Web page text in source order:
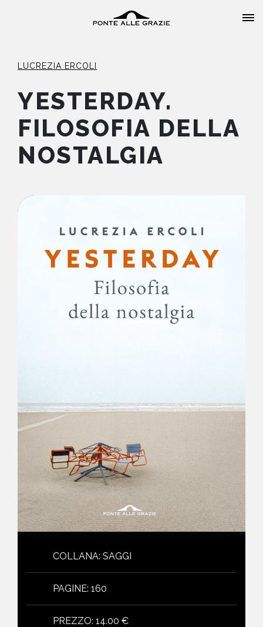
HOME
CHI SIAMO
AUTORI
EVENTI
NEWS
CONTATTI
LUCREZIA ERCOLI
YESTERDAY.
FILOSOFIA DELLA
NOSTALGIA
COLLANA: SAGGI
PAGINE: 160
PREZZO: 14.00 €